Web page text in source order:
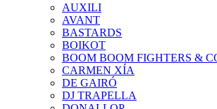
AUXILI
AVANT
BASTARDS
BOIKOT
BOOM BOOM FIGHTERS &
CARMEN XÍA
DE GAIRÓ
DJ TRAPELLA